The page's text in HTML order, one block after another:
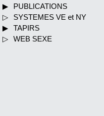
PUBLICATIONS
SYSTEMES VE et NY
TAPIRS
WEB SEXE